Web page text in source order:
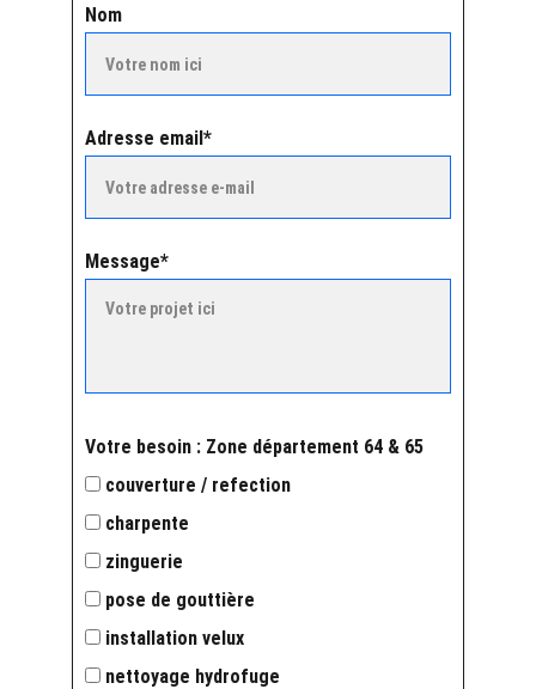
Nom
Adresse email*
Message*
Votre besoin : Zone département 64 & 65
couverture / refection
charpente
zinguerie
pose de gouttière
installation velux
nettoyage hydrofuge